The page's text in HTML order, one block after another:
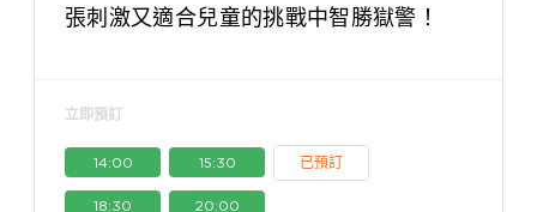
張刺激又適合兒童的挑戰中智勝獄警！
立即預訂
14:00 15:30 已預訂
18:30 20:00